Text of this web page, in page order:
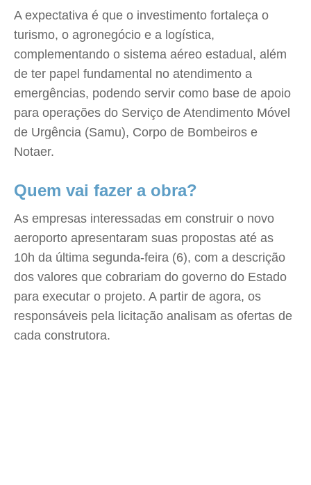
A expectativa é que o investimento fortaleça o
turismo, o agronegócio e a logística,
complementando o sistema aéreo estadual, além
de ter papel fundamental no atendimento a
emergências, podendo servir como base de apoio
para operações do Serviço de Atendimento Móvel
de Urgência (Samu), Corpo de Bombeiros e
Notaer.
Quem vai fazer a obra?
As empresas interessadas em construir o novo
aeroporto apresentaram suas propostas até as
10h da última segunda-feira (6), com a descrição
dos valores que cobrariam do governo do Estado
para executar o projeto. A partir de agora, os
responsáveis pela licitação analisam as ofertas de
cada construtora.